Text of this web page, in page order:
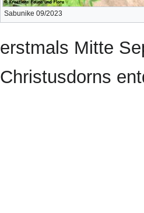
Sabunike 09/2023
erstmals Mitte
Christusdorns